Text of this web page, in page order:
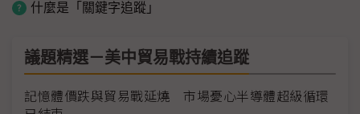
什麼是「關鍵字追蹤」
議題精選－美中貿易戰持續追蹤
記憶體價跌與貿易戰延燒 市場憂心半導體超級循環